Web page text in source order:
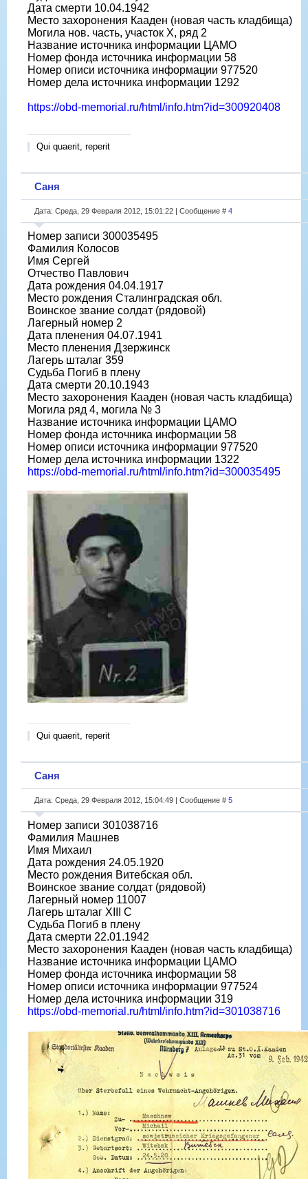
Дата смерти 10.04.1942
Место захоронения Кааден (новая часть кладбища)
Могила нов. часть, участок X, ряд 2
Название источника информации ЦАМО
Номер фонда источника информации 58
Номер описи источника информации 977520
Номер дела источника информации 1292
https://obd-memorial.ru/html/info.htm?id=300920408
Qui quaerit, reperit
Саня
Дата: Среда, 29 Февраля 2012, 15:01:22 | Сообщение # 4
Номер записи 300035495
Фамилия Колосов
Имя Сергей
Отчество Павлович
Дата рождения 04.04.1917
Место рождения Сталинградская обл.
Воинское звание солдат (рядовой)
Лагерный номер 2
Дата пленения 04.07.1941
Место пленения Дзержинск
Лагерь шталаг 359
Судьба Погиб в плену
Дата смерти 20.10.1943
Место захоронения Кааден (новая часть кладбища)
Могила ряд 4, могила № 3
Название источника информации ЦАМО
Номер фонда источника информации 58
Номер описи источника информации 977520
Номер дела источника информации 1322
https://obd-memorial.ru/html/info.htm?id=300035495
Qui quaerit, reperit
Саня
Дата: Среда, 29 Февраля 2012, 15:04:49 | Сообщение # 5
Номер записи 301038716
Фамилия Машнев
Имя Михаил
Дата рождения 24.05.1920
Место рождения Витебская обл.
Воинское звание солдат (рядовой)
Лагерный номер 11007
Лагерь шталаг XIII C
Судьба Погиб в плену
Дата смерти 22.01.1942
Место захоронения Кааден (новая часть кладбища)
Название источника информации ЦАМО
Номер фонда источника информации 58
Номер описи источника информации 977524
Номер дела источника информации 319
https://obd-memorial.ru/html/info.htm?id=301038716